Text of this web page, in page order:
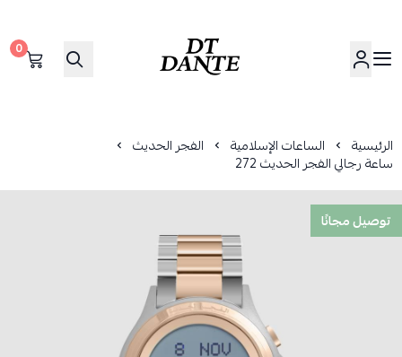
دانتي | DANTE
0
الرئيسية الساعات الإسلامية الفجر الحديث
ساعة رجالي الفجر الحديث 272
توصيل مجانًا